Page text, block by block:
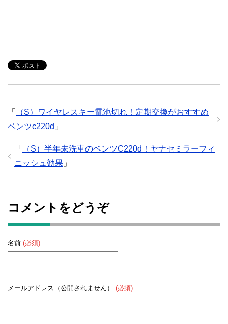
「
（S）ワイヤレスキー電池切れ！定期交換がおすすめ
ベンツc220d 」
「
（S）半年未洗車のベンツC220d！ヤナセミラーフィ
ニッシュ効果 」
コメントをどうぞ
名前 (必須)
メールアドレス（公開されません） (必須)